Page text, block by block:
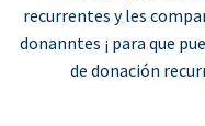
recurrentes y les
donanntes ¡ para que
de donación